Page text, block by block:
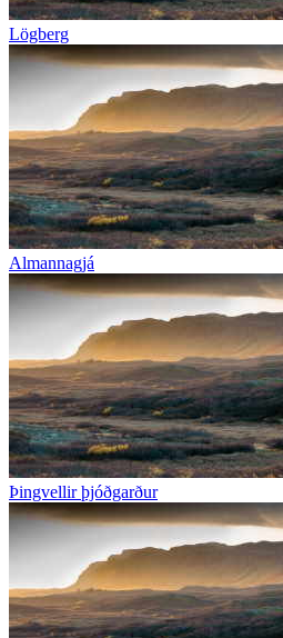
Lögberg
Almannagjá
Þingvellir þjóðgarður